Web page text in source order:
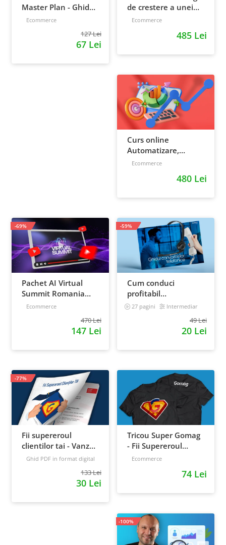
Master Plan - Ghid
pentru antreprenori,
Ecommerce
127 Lei
67 Lei
de crestere a unei
afaceri - de la idee, la
Ecommerce
485 Lei
Curs online
Automatizare,
scalare si loializare:
strategia de business
Ecommerce
480 Lei
Pachet AI Virtual
Summit Romania
2026: inregistrari +
Ecommerce
470 Lei
147 Lei
-69%
Cum conduci
profitabil
convorbirile
27 pagini Intermediar
49 Lei
20 Lei
-59%
Fii supereroul
clientilor tai - Vanzari
pe pilot automat
Ghid PDF in format digital
133 Lei
30 Lei
-77%
Tricou Super Gomag
- Fii Supereroul
Clientilor Tai
Ecommerce
74 Lei
-100%